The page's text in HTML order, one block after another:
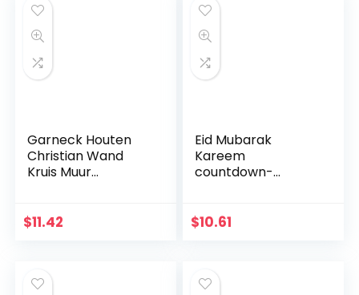
Garneck Houten
Christian Wand
Kruis Muur
Jezus Kruis
$11.42
Eid Mubarak
Kareem
countdown-
kalender met 30
decoratie
$10.61